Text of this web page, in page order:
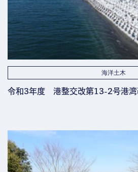
海洋土木
令和3年度 港整交改第13-2号港湾